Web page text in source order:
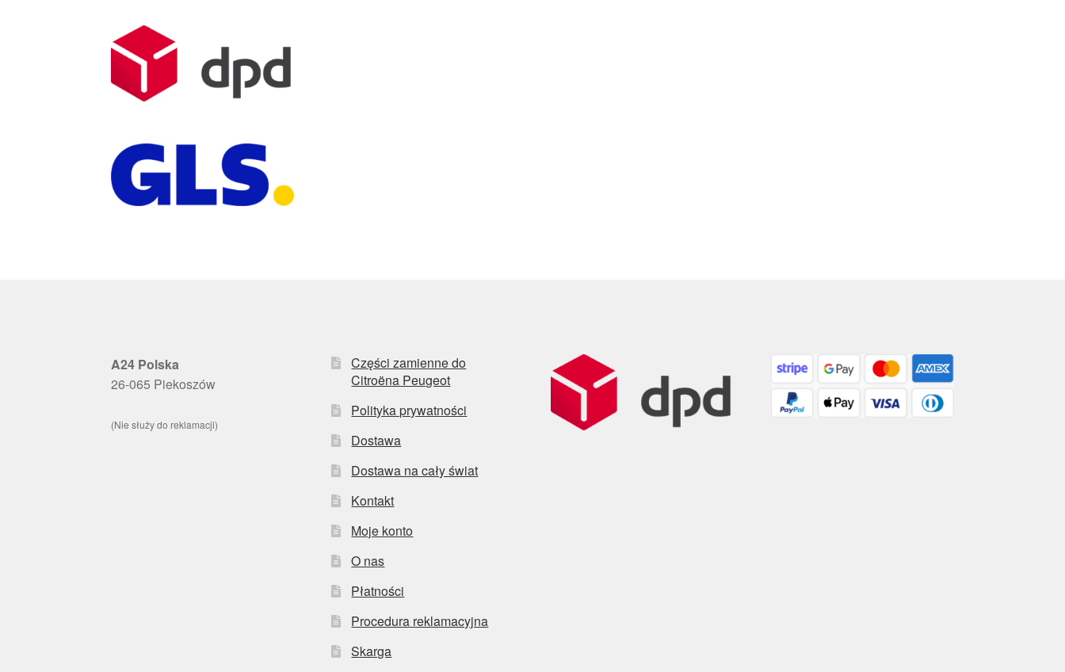
A24 Polska
26-065 Piekoszów
(Nie służy do reklamacji)
Części zamienne do
Citroëna Peugeot
Polityka prywatności
Dostawa
Dostawa na cały świat
Kontakt
Moje konto
O nas
Płatności
Procedura reklamacyjna
Skarga